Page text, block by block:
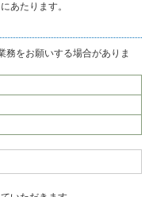
あたります。
務をお願いする場合がありま